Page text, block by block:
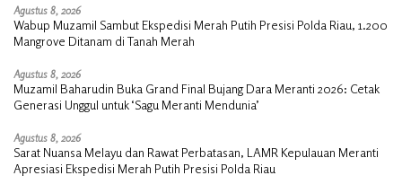
Agustus 8, 2026
Wabup Muzamil Sambut Ekspedisi Merah Putih Presisi Polda Riau, 1.200
Mangrove Ditanam di Tanah Merah
Agustus 8, 2026
Muzamil Baharudin Buka Grand Final Bujang Dara Meranti 2026: Cetak
Generasi Unggul untuk ‘Sagu Meranti Mendunia’
Agustus 8, 2026
Sarat Nuansa Melayu dan Rawat Perbatasan, LAMR Kepulauan Meranti
Apresiasi Ekspedisi Merah Putih Presisi Polda Riau